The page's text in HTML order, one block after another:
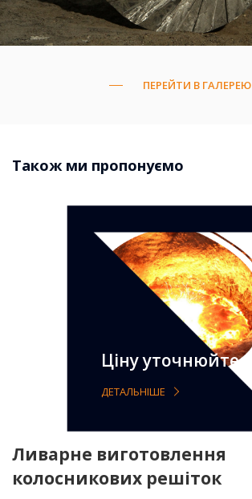
ПЕРЕЙТИ В ГАЛЕРЕЮ
Також ми пропонуємо
Ціну уточнюйте
ДЕТАЛЬНІШЕ
Ливарне виготовлення
колосникових решіток